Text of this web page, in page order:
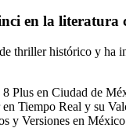
en la literatura
thriller histórico y ha
8 Plus en Ciudad de
Tiempo Real y su
y Versiones en México